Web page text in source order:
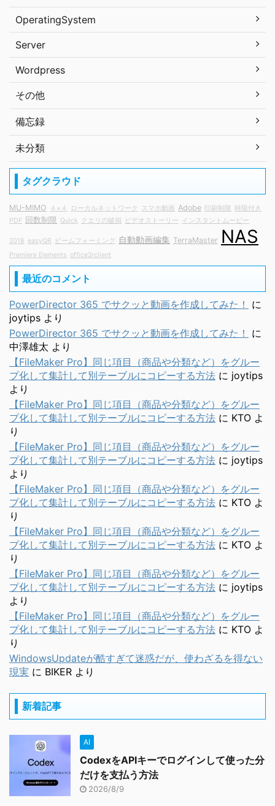
OperatingSystem
Server
Wordpress
その他
備忘録
未分類
タグクラウド
MU-MIMO ４×４ ローカルネットワーク スマホ動画 Adobe 印刷制限
時限付き
PDF
回数制限 Quick クエリの破損 ビデオストーリー インスタントムービー
2018 easyQR ビームフォーミング 自動動画編集 TerraMaster NAS
Premiere Elements office2rclient
最近のコメント
PowerDirector 365 でサクッと動画を作成してみた！
に
joytips より
PowerDirector 365 でサクッと動画を作成してみた！
に
中澤雄太 より
【FileMaker Pro】同じ項目（商品や分類など）をグルー
プ化して集計して別テーブルにコピーする方法 に joytips
より
【FileMaker Pro】同じ項目（商品や分類など）をグルー
プ化して集計して別テーブルにコピーする方法 に KTO よ
り
【FileMaker Pro】同じ項目（商品や分類など）をグルー
プ化して集計して別テーブルにコピーする方法 に joytips
より
【FileMaker Pro】同じ項目（商品や分類など）をグルー
プ化して集計して別テーブルにコピーする方法 に KTO よ
り
【FileMaker Pro】同じ項目（商品や分類など）をグルー
プ化して集計して別テーブルにコピーする方法 に KTO よ
り
【FileMaker Pro】同じ項目（商品や分類など）をグルー
プ化して集計して別テーブルにコピーする方法 に joytips
より
【FileMaker Pro】同じ項目（商品や分類など）をグルー
プ化して集計して別テーブルにコピーする方法 に KTO よ
り
WindowsUpdateが酷すぎて迷惑だが、使わざるを得ない
現実 に BIKER より
新着記事
AI
CodexをAPIキーでログインして使った分
だけを支払う方法
2026/8/9